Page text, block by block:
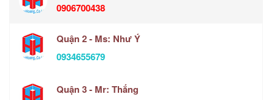
0906700438
Quận 2 - Ms: Như Ý
0934655679
Quận 3 - Mr: Thắng